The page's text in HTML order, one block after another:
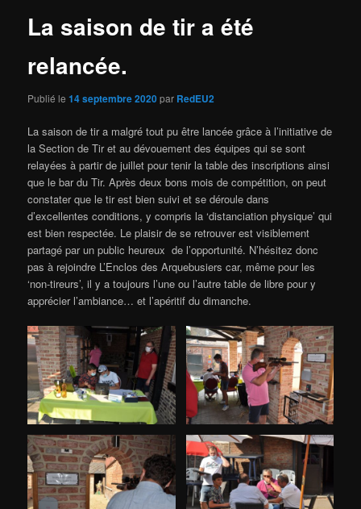
La saison de tir a été
relancée.
Publié le14 septembre 2020par RedEU2
La saison de tir a malgré tout pu être lancée grâce à l’initiative de
la Section de Tir et au dévouement des équipes qui se sont
relayées à partir de juillet pour tenir la table des inscriptions ainsi
que le bar du Tir. Après deux bons mois de compétition, on peut
constater que le tir est bien suivi et se déroule dans
d’excellentes conditions, y compris la ‘distanciation physique’ qui
est bien respectée. Le plaisir de se retrouver est visiblement
partagé par un public heureux de l’opportunité. N’hésitez donc
pas à rejoindre L’Enclos des Arquebusiers car, même pour les
‘non-tireurs’, il y a toujours l’une ou l’autre table de libre pour y
apprécier l’ambiance… et l’apéritif du dimanche.